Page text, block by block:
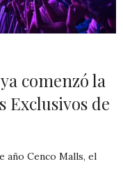
comenzó la
Exclusivos de
año Cenco Malls, el